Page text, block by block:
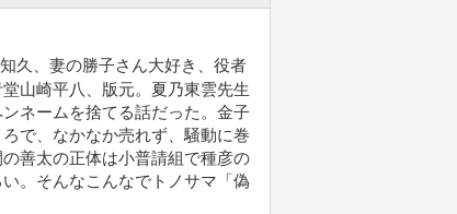
久、妻の勝子さん大好き、役者
山崎平八、版元。夏乃東雲先生
ネームを捨てる話だった。金子
で、なかなか売れず、騒動に巻
善太の正体は小普請組で種彦の
。そんなこんなでトノサマ「偽